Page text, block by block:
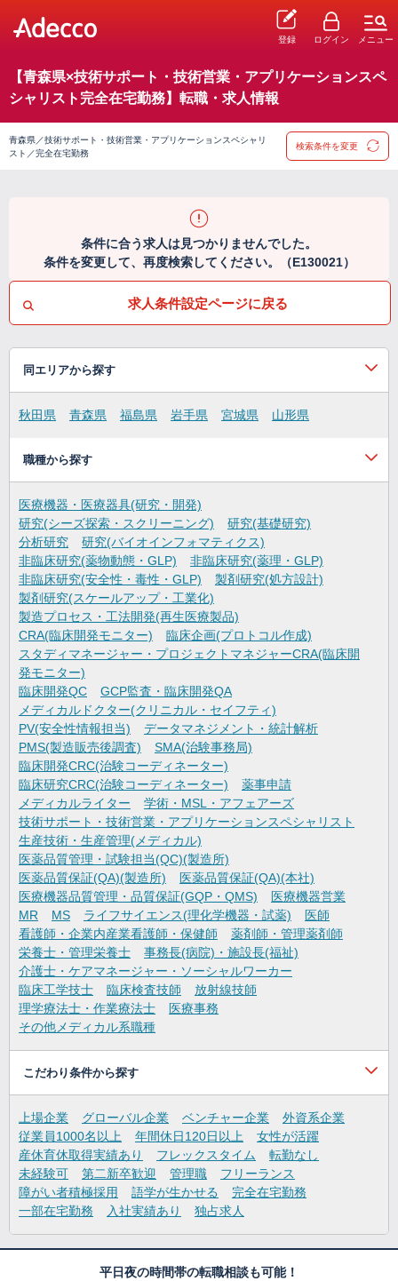
登録 ログイン メニュー
【青森県×技術サポート・技術営業・アプリケーションスペ
シャリスト完全在宅勤務】転職・求人情報
青森県／技術サポート・技術営業・アプリケーションスペシャリ
スト／完全在宅勤務
検索条件を変更
条件に合う求人は見つかりませんでした。
条件を変更して、再度検索してください。（E130021）
求人条件設定ページに戻る
同エリアから探す
秋田県 青森県 福島県 岩手県 宮城県 山形県
職種から探す
医療機器・医療器具(研究・開発)
研究(シーズ探索・スクリーニング)
研究(基礎研究)
分析研究
研究(バイオインフォマティクス)
非臨床研究(薬物動態・GLP)
非臨床研究(薬理・GLP)
非臨床研究(安全性・毒性・GLP)
製剤研究(処方設計)
製剤研究(スケールアップ・工業化)
製造プロセス・工法開発(再生医療製品)
CRA(臨床開発モニター)
臨床企画(プロトコル作成)
スタディマネージャー・プロジェクトマネジャーCRA(臨床開
発モニター)
臨床開発QC
GCP監査・臨床開発QA
メディカルドクター(クリニカル・セイフティ)
PV(安全性情報担当)
データマネジメント・統計解析
PMS(製造販売後調査)
SMA(治験事務局)
臨床開発CRC(治験コーディネーター)
臨床研究CRC(治験コーディネーター)
薬事申請
メディカルライター
学術・MSL・アフェアーズ
技術サポート・技術営業・アプリケーションスペシャリスト
生産技術・生産管理(メディカル)
医薬品質管理・試験担当(QC)(製造所)
医薬品質保証(QA)(製造所)
医薬品質保証(QA)(本社)
医療機器品質管理・品質保証(GQP・QMS)
医療機器営業
MR
MS ライフサイエンス(理化学機器・試薬)
医師
看護師・企業内産業看護師・保健師
薬剤師・管理薬剤師
栄養士・管理栄養士
事務長(病院)・施設長(福祉)
介護士・ケアマネージャー・ソーシャルワーカー
臨床工学技士
臨床検査技師
放射線技師
理学療法士・作業療法士
医療事務
その他メディカル系職種
こだわり条件から探す
上場企業 グローバル企業 ベンチャー企業
外資系企業
従業員1000名以上
年間休日120日以上
女性が活躍
産休育休取得実績あり
フレックスタイム
転勤なし
未経験可
第二新卒歓迎 管理職
フリーランス
障がい者積極採用
語学が生かせる
完全在宅勤務
一部在宅勤務
入社実績あり 独占求人
平日夜の時間帯の転職相談も可能！